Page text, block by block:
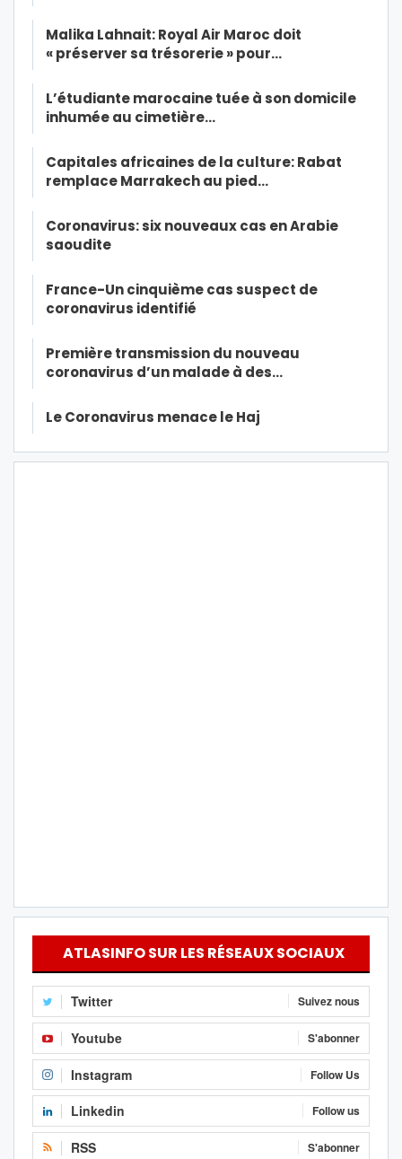
Malika Lahnait: Royal Air Maroc doit
« préserver sa trésorerie » pour…
L’étudiante marocaine tuée à son domicile
inhumée au cimetière…
Capitales africaines de la culture: Rabat
remplace Marrakech au pied…
Coronavirus: six nouveaux cas en Arabie
saoudite
France-Un cinquième cas suspect de
coronavirus identifié
Première transmission du nouveau
coronavirus d’un malade à des…
Le Coronavirus menace le Haj
ATLASINFO SUR LES RÉSEAUX SOCIAUX
Twitter Suivez nous
Youtube S'abonner
Instagram Follow Us
Linkedin Follow us
RSS S'abonner